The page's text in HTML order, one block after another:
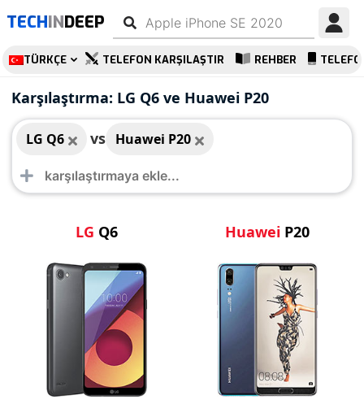
TECHINDEEP
TÜRKÇE TELEFON KARŞILAŞTIR REHBER
Karşılaştırma: LG Q6 ve Huawei P20
LG Q6 vs Huawei P20
LG Q6
LG Q6
Huawei P20
Huawei P20